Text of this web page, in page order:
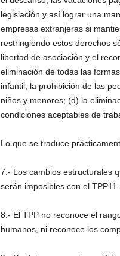
legislación y así lograr una
empresas extranjeras si
restringiendo estos derechos
libertad de asociación y el
eliminación de todas las
infantil, la prohibición de las
niños y menores; (d) la
condiciones aceptables de
Lo que se traduce
7.- Los cambios estructurales
serán imposibles con el TPP11
8.- El TPP no reconoce el
humanos, ni reconoce los